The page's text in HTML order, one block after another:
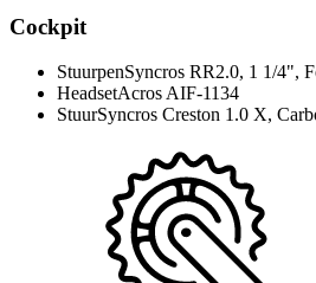
Cockpit
StuurpenSyncros RR2.0, 1 1/4",
HeadsetAcros AIF-1134
StuurSyncros Creston 1.0 X,